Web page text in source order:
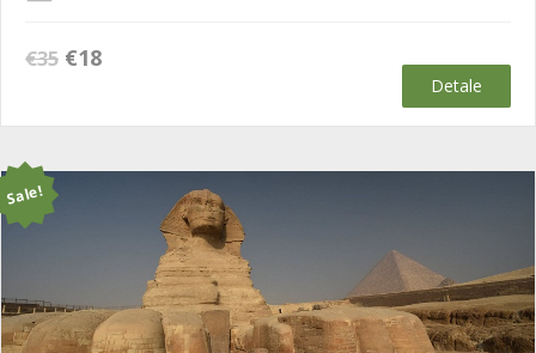
€35 Původní
€35.
€18Aktuální
€18.
Detale
Sale!